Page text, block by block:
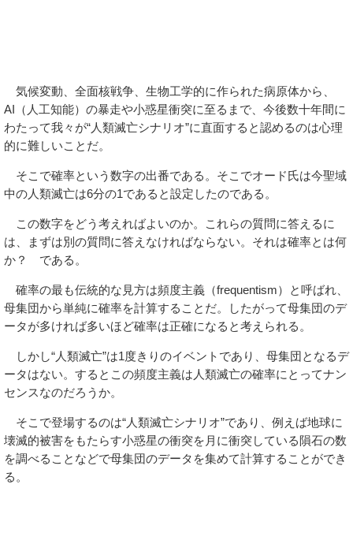
気候変動、全面核戦争、生物工学的に作られた病原体から、
AI（人工知能）の暴走や小惑星衝突に至るまで、今後数十年間に
わたって我々が“人類滅亡シナリオ”に直面すると認めるのは心理
的に難しいことだ。
そこで確率という数字の出番である。そこでオード氏は今聖域
中の人類滅亡は6分の1であると設定したのである。
この数字をどう考えればよいのか。これらの質問に答えるに
は、まずは別の質問に答えなければならない。それは確率とは何
か？ である。
確率の最も伝統的な見方は頻度主義（frequentism）と呼ばれ、
母集団から単純に確率を計算することだ。したがって母集団のデ
ータが多ければ多いほど確率は正確になると考えられる。
しかし“人類滅亡”は1度きりのイベントであり、母集団となるデ
ータはない。するとこの頻度主義は人類滅亡の確率にとってナン
センスなのだろうか。
そこで登場するのは“人類滅亡シナリオ”であり、例えば地球に
壊滅的被害をもたらす小惑星の衝突を月に衝突している隕石の数
を調べることなどで母集団のデータを集めて計算することができ
る。